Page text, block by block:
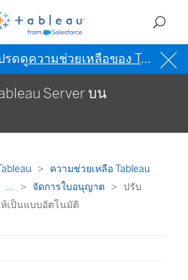
รดดูความช่วยเหลือของ Tableau เป็นภาษาอังกฤษ (สหรัฐอเมริกา)
Server บน
ความช่วยเหลือ Tableau
... จัดการใบอนุญาต
ปรับ
เป็นแบบอัตโนมัติ